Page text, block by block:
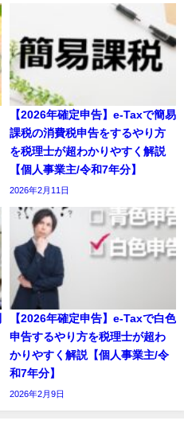
【2026年確定申告】e-Taxで簡易
課税の消費税申告をするやり方
を税理士が超わかりやすく解説
【個人事業主/令和7年分】
2026年2月11日
【2026年確定申告】e-Taxで白色
申告するやり方を税理士が超わ
かりやすく解説【個人事業主/令
和7年分】
2026年2月9日